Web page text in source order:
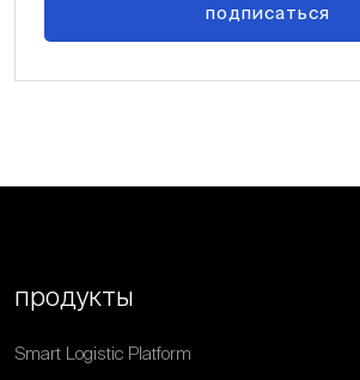
подписаться
продукты
Smart Logistic Platform